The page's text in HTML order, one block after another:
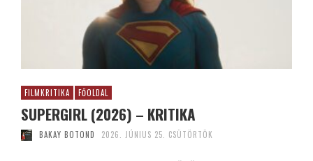
FILMKRITIKA FŐOLDAL
SUPERGIRL (2026) – KRITIKA
BAKAY BOTOND 2026. JÚNIUS 25. CSÜTÖRTÖK